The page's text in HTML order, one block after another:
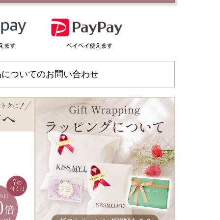
ついてのお問い合わせ